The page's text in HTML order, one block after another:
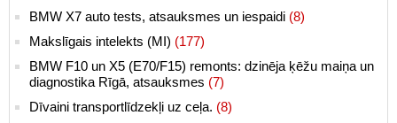
BMW X7 auto tests, atsauksmes un iespaidi (8)
Makslīgais intelekts (MI) (177)
BMW F10 un X5 (E70/F15) remonts: dzinēja ķēžu maiņa un
diagnostika Rīgā, atsauksmes (7)
Dīvaini transportlīdzekļi uz ceļa. (8)